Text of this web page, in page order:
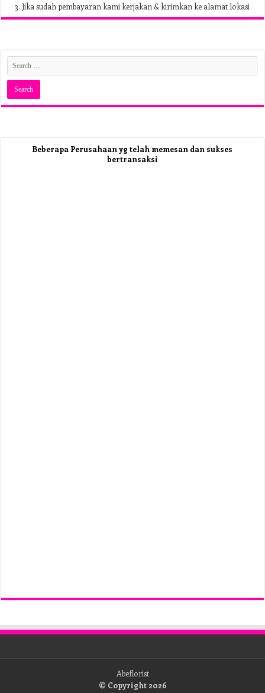
3. Jika sudah pembayaran kami kerjakan & kirimkan ke alamat lokasi
Beberapa Perusahaan yg telah memesan dan sukses
bertransaksi
Abeflorist
© Copyright 2026